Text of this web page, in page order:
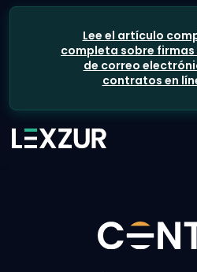
Lee el artículo
completa sobre
de correo
contratos en